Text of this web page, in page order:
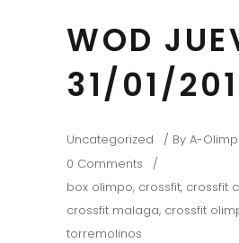
WOD
31/01/
Uncategorized By A-
0 Comments
box olimpo, crossfit, crossfit
crossfit malaga, crossfit
torremolinos